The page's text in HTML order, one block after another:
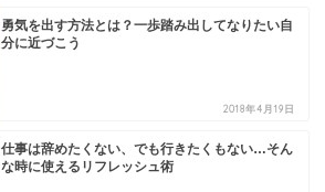
勇気を出す方法とは？一歩踏み出してなりたい自
分に近づこう
2018年4月19日
仕事は辞めたくない、でも行きたくもない…そん
な時に使えるリフレッシュ術